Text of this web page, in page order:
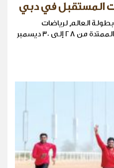
المستقبل في دبي
العالم لرياضات
المستقبل" الأولى في الفترة الممتدة من ٢٨ إلى ٣٠ ديسمبر